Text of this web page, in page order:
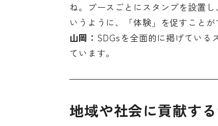
ね。ブースごとにスタンプを設置
いうように、「体験」を促すことが
山岡： SDGsを全面的に掲げている
ています。
地域や社会に貢献す